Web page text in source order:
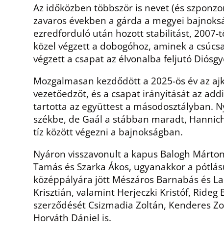
Az időközben többször is nevet (és
zavaros években a gárda a megyei
ezredforduló után hozott stabilitást, 2007-
közel végzett a dobogóhoz, aminek a
végzett a csapat az élvonalba feljutó
Mozgalmasan kezdődött a 2025-ös év az
vezetőedzőt, és a csapat irányítását az
tartotta az együttest a másodosztályban.
székbe, de Gaál a stábban maradt,
tíz között végezni a bajnokságban.
Nyáron visszavonult a kapus Balogh
Tamás és Szarka Ákos, ugyanakkor a
középpályára jött Mészáros Barnabás és
Krisztián, valamint Herjeczki Kristóf,
szerződését Csizmadia Zoltán, Kenderes
Horváth Dániel is.